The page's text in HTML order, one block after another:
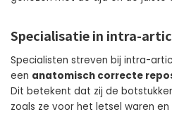
Specialisatie in intra-
Specialisten streven bij intra-
een anatomisch correcte
Dit betekent dat zij de
zoals ze voor het letsel waren